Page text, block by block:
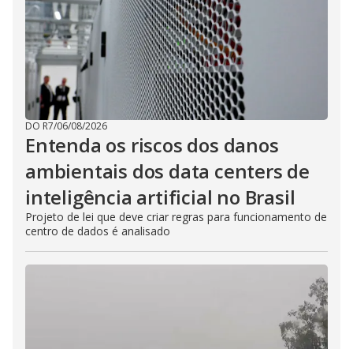
DO R7/06/08/2026
Entenda os riscos dos danos
ambientais dos data centers de
inteligência artificial no Brasil
Projeto de lei que deve criar regras para funcionamento de
centro de dados é analisado